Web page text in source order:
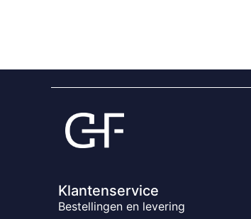
Klantenservice
Bestellingen en levering